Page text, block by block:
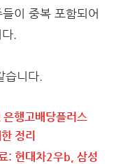
이 중복 포함되어
.
니다.
행고배당플러스
정리
: 현대차2우b, 삼성